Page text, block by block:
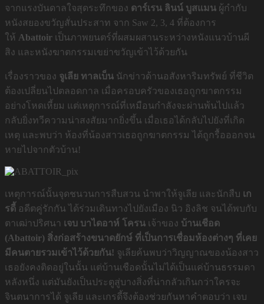
จากแรงบันดาลใจสุดระทึกของ ดาร์เรน ลินน์ บูสแมน ผู้กำกับ
หนังสยองขวัญสั่นประสาท จาก Saw 2, 3, 4 ที่ต้องการ
ให้ Abattoir เป็นภาพยนตร์ที่ผสมผสานระหว่างหนังแนวบ้านผี
สิง และหนังฆาตกรรมเขย่าขวัญเข้าไว้ด้วยกัน
เรื่องราวของ จูเลีย ทาลเบ็น นักข่าวด้านอสังหาริมทรัพย์ ที่ชีวิต
ต้องเปลี่ยนไปตลอดกาล เมื่อครอบครัวของเธอถูกฆาตกรรม
อย่างโหดเหี้ยม แต่เหตุการณ์ที่เหมือนกำลังจะผ่านพ้นไปแล้ว
กลับยิ่งทวีความน่าสงสัยมากยิ่งขึ้น เมื่อเธอได้กลับไปยังที่เกิด
เหตุ และพบว่า ห้องที่น้องสาวเธอถูกฆาตกรรม ได้ถูกรื้อออกจน
หายไปจากตัวบ้าน!
เหตุการณ์นั้นจุดชนวนการสืบสวน นำพาให้จูเลีย และนักสืบ เก
รดี้ อดีตคู่รักกัน ได้ร่วมเดินทางไปยังเมือง นิว อิงลิช จนได้พบกับ
ตาเฒ่าปริศนา เจบ บาไดอาห์ โครน เจ้าของ บ้านเชือด
(Abattoir) สิ่งก่อสร้างขนาดยักษ์ ที่เป็นการเชื่อมห้องต่างๆ ที่เคย
มีคนตายรวมเข้าไว้ด้วยกัน! จูเลียค้นพบว่าวิญญาณของน้องสาว
เธอยังคงติดอยู่ในนั้น แต่บ้านเชือดนั้นไม่ได้เป็นแค่บ้านธรรมดา
หลังหนึ่ง แต่มันยังเป็นประตูสู่บางสิ่งที่น่ากลัวเกินกว่าใครจะ
จินตนาการได้ จูเลีย และเกรดี้จึงต้องช่วยกันหาคำตอบว่า เจบ